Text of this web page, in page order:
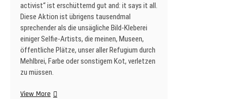
activist“ ist erschütternd gut and: it says it all.
Diese Aktion ist übrigens tausendmal
sprechender als die unsägliche Bild-Kleberei
einiger Selfie-Artists, die meinen, Museen,
öffentliche Plätze, unser aller Refugium durch
Mehlbrei, Farbe oder sonstigem Kot, verletzen
zu müssen.
View MorelaStaempflis